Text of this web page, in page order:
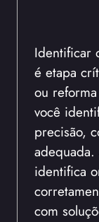
Identificar
é etapa
ou
você
precisão,
identifica
com